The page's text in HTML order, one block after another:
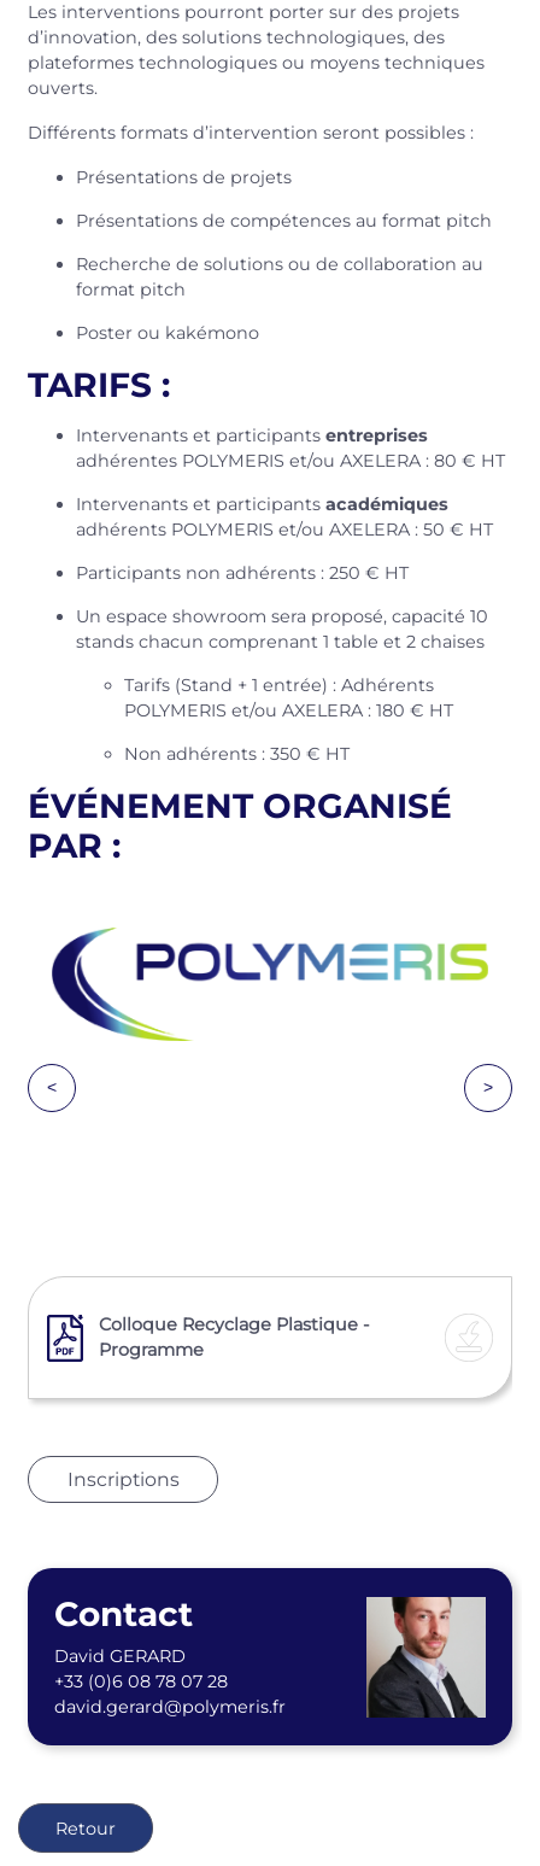
Les interventions pourront porter sur des projets
d’innovation, des solutions technologiques, des
plateformes technologiques ou moyens techniques
ouverts.
Différents formats d’intervention seront possibles :
Présentations de projets
Présentations de compétences au format pitch
Recherche de solutions ou de collaboration au
format pitch
Poster ou kakémono
TARIFS :
Intervenants et participants entreprises
adhérentes POLYMERIS et/ou AXELERA : 80 € HT
Intervenants et participants académiques
adhérents POLYMERIS et/ou AXELERA : 50 € HT
Participants non adhérents : 250 € HT
Un espace showroom sera proposé, capacité 10
stands chacun comprenant 1 table et 2 chaises
Tarifs (Stand + 1 entrée) : Adhérents
POLYMERIS et/ou AXELERA : 180 € HT
Non adhérents : 350 € HT
ÉVÉNEMENT ORGANISÉ
PAR :
< >
Colloque Recyclage Plastique -
Programme
Inscriptions
Contact
David GERARD
+33 (0)6 08 78 07 28
david.gerard@polymeris.fr
Retour